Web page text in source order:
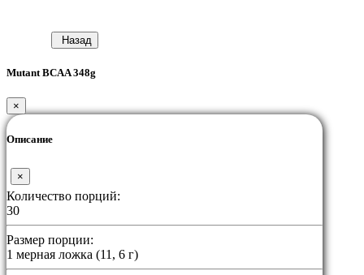
Назад
Mutant BCAA 348g
×
Описание
×
Количество порций:
30
Размер порции:
1 мерная ложка (11, 6 г)